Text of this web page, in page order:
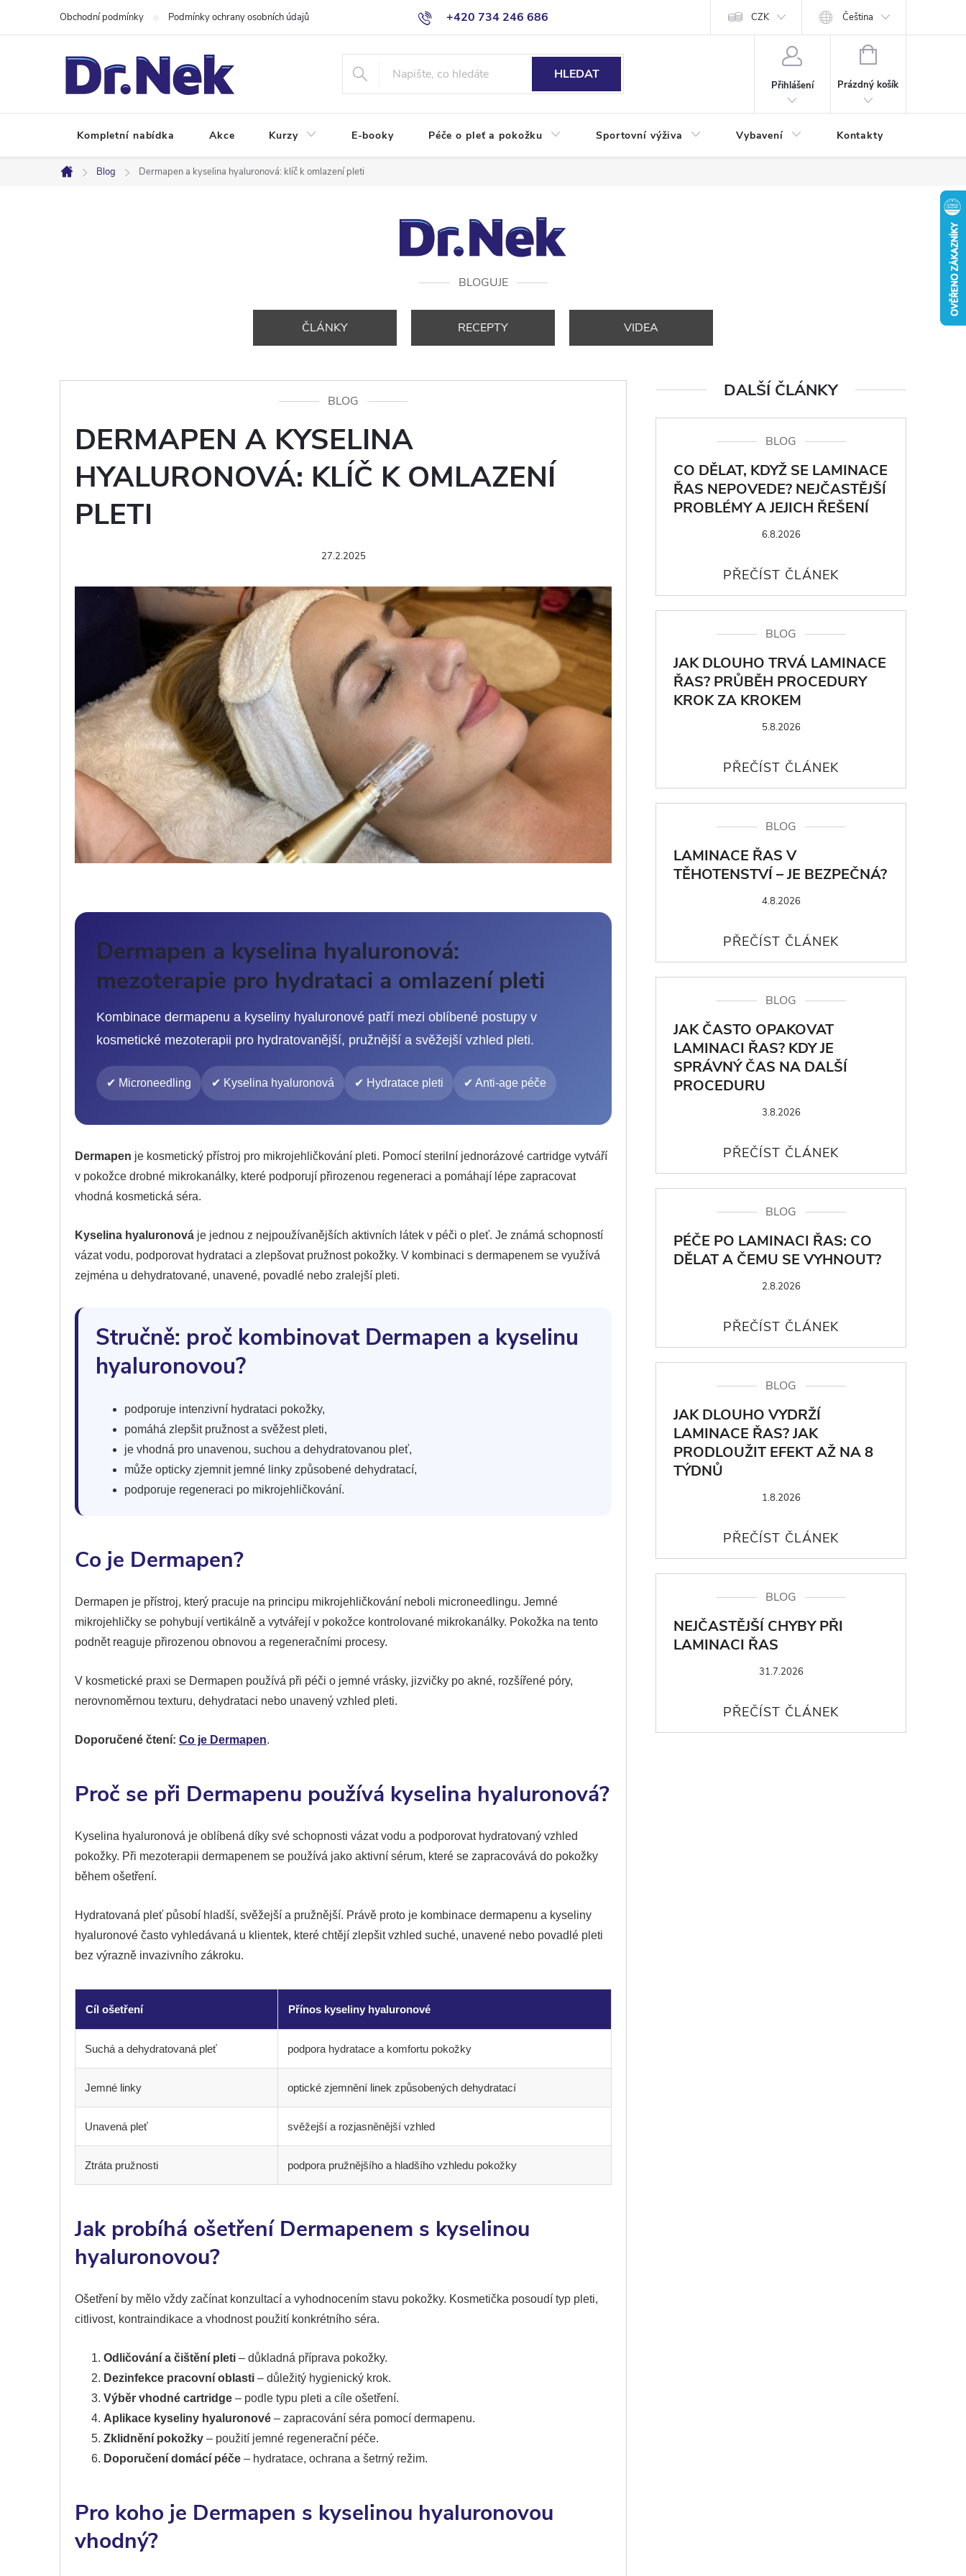
+420 734 246 686
Obchodní podmínky Podmínky ochrany osobních údajů CZK Čeština
HLEDAT
Přihlášení
NÁKUPNÍ
Prázdný košík
Kompletní nabídka Akce Kurzy E-booky Péče o pleť a pokožku Sportovní výživa Vybavení Kontakty
Domů
Blog Dermapen a kyselina hyaluronová: klíč k omlazení pleti
BLOGUJE
ČLÁNKY RECEPTY VIDEA
BLOG
DERMAPEN A KYSELINA
HYALURONOVÁ: KLÍČ K OMLAZENÍ
PLETI
27.2.2025
Dermapen a kyselina hyaluronová:
mezoterapie pro hydrataci a omlazení pleti
Kombinace dermapenu a kyseliny hyaluronové patří mezi oblíbené postupy v
kosmetické mezoterapii pro hydratovanější, pružnější a svěžejší vzhled pleti.
✔ Microneedling ✔ Kyselina hyaluronová ✔ Hydratace pleti ✔ Anti-age péče
Dermapen je kosmetický přístroj pro mikrojehličkování pleti. Pomocí sterilní jednorázové cartridge vytváří
v pokožce drobné mikrokanálky, které podporují přirozenou regeneraci a pomáhají lépe zapracovat
vhodná kosmetická séra.
Kyselina hyaluronová je jednou z nejpoužívanějších aktivních látek v péči o pleť. Je známá schopností
vázat vodu, podporovat hydrataci a zlepšovat pružnost pokožky. V kombinaci s dermapenem se využívá
zejména u dehydratované, unavené, povadlé nebo zralejší pleti.
Stručně: proč kombinovat Dermapen a kyselinu
hyaluronovou?
podporuje intenzivní hydrataci pokožky,
pomáhá zlepšit pružnost a svěžest pleti,
je vhodná pro unavenou, suchou a dehydratovanou pleť,
může opticky zjemnit jemné linky způsobené dehydratací,
podporuje regeneraci po mikrojehličkování.
Co je Dermapen?
Dermapen je přístroj, který pracuje na principu mikrojehličkování neboli microneedlingu. Jemné
mikrojehličky se pohybují vertikálně a vytvářejí v pokožce kontrolované mikrokanálky. Pokožka na tento
podnět reaguje přirozenou obnovou a regeneračními procesy.
V kosmetické praxi se Dermapen používá při péči o jemné vrásky, jizvičky po akné, rozšířené póry,
nerovnoměrnou texturu, dehydrataci nebo unavený vzhled pleti.
Doporučené čtení: Co je Dermapen.
Proč se při Dermapenu používá kyselina hyaluronová?
Kyselina hyaluronová je oblíbená díky své schopnosti vázat vodu a podporovat hydratovaný vzhled
pokožky. Při mezoterapii dermapenem se používá jako aktivní sérum, které se zapracovává do pokožky
během ošetření.
Hydratovaná pleť působí hladší, svěžejší a pružnější. Právě proto je kombinace dermapenu a kyseliny
hyaluronové často vyhledávaná u klientek, které chtějí zlepšit vzhled suché, unavené nebo povadlé pleti
bez výrazně invazivního zákroku.
Cíl ošetření Přínos kyseliny hyaluronové
Suchá a dehydratovaná pleť podpora hydratace a komfortu pokožky
Jemné linky optické zjemnění linek způsobených dehydratací
Unavená pleť svěžejší a rozjasněnější vzhled
Ztráta pružnosti podpora pružnějšího a hladšího vzhledu pokožky
Jak probíhá ošetření Dermapenem s kyselinou
hyaluronovou?
Ošetření by mělo vždy začínat konzultací a vyhodnocením stavu pokožky. Kosmetička posoudí typ pleti,
citlivost, kontraindikace a vhodnost použití konkrétního séra.
Odličování a čištění pleti – důkladná příprava pokožky.
Dezinfekce pracovní oblasti – důležitý hygienický krok.
Výběr vhodné cartridge – podle typu pleti a cíle ošetření.
Aplikace kyseliny hyaluronové – zapracování séra pomocí dermapenu.
Zklidnění pokožky – použití jemné regenerační péče.
Doporučení domácí péče – hydratace, ochrana a šetrný režim.
Pro koho je Dermapen s kyselinou hyaluronovou
vhodný?
DALŠÍ ČLÁNKY
BLOG
CO DĚLAT, KDYŽ SE LAMINACE
ŘAS NEPOVEDE? NEJČASTĚJŠÍ
PROBLÉMY A JEJICH ŘEŠENÍ
6.8.2026
BLOG
JAK DLOUHO TRVÁ LAMINACE
ŘAS? PRŮBĚH PROCEDURY
KROK ZA KROKEM
5.8.2026
BLOG
LAMINACE ŘAS V
TĚHOTENSTVÍ – JE BEZPEČNÁ?
4.8.2026
BLOG
JAK ČASTO OPAKOVAT
LAMINACI ŘAS? KDY JE
SPRÁVNÝ ČAS NA DALŠÍ
PROCEDURU
3.8.2026
BLOG
PÉČE PO LAMINACI ŘAS: CO
DĚLAT A ČEMU SE VYHNOUT?
2.8.2026
BLOG
JAK DLOUHO VYDRŽÍ
LAMINACE ŘAS? JAK
PRODLOUŽIT EFEKT AŽ NA 8
TÝDNŮ
1.8.2026
BLOG
NEJČASTĚJŠÍ CHYBY PŘI
LAMINACI ŘAS
31.7.2026